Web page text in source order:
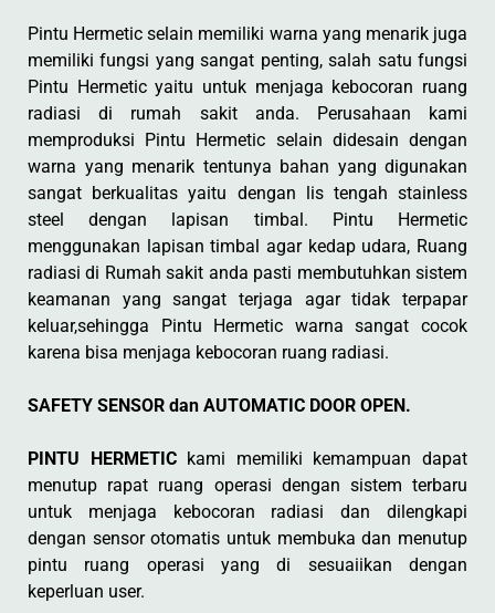
Pintu Hermetic selain memiliki warna yang menarik juga
memiliki fungsi yang sangat penting, salah satu fungsi
Pintu Hermetic yaitu untuk menjaga kebocoran ruang
radiasi di rumah sakit anda. Perusahaan kami
memproduksi Pintu Hermetic selain didesain dengan
warna yang menarik tentunya bahan yang digunakan
sangat berkualitas yaitu dengan lis tengah stainless
steel dengan lapisan timbal. Pintu Hermetic
menggunakan lapisan timbal agar kedap udara, Ruang
radiasi di Rumah sakit anda pasti membutuhkan sistem
keamanan yang sangat terjaga agar tidak terpapar
keluar,sehingga Pintu Hermetic warna sangat cocok
karena bisa menjaga kebocoran ruang radiasi.
SAFETY SENSOR dan AUTOMATIC DOOR OPEN.
PINTU HERMETICkami memiliki kemampuan dapat
menutup rapat ruang operasi dengan sistem terbaru
untuk menjaga kebocoran radiasi dan dilengkapi
dengan sensor otomatis untuk membuka dan menutup
pintu ruang operasi yang di sesuaiikan dengan
keperluan user.